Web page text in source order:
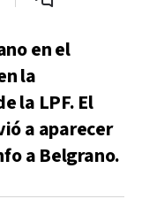
en el
la
la LPF. El
a aparecer
a Belgrano.